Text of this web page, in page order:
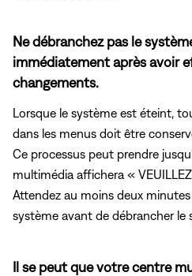
Ne débranchez pas le
immédiatement après avoir
changements.
Lorsque le système est éteint,
dans les menus doit être
Ce processus peut prendre
multimédia affichera « VEUILLEZ
Attendez au moins deux
système avant de débrancher le
Il se peut que votre centre